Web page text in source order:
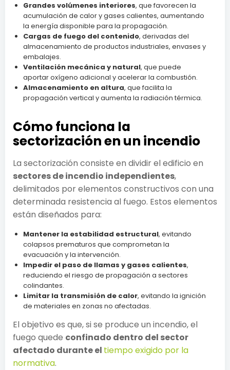
Grandes volúmenes interiores, que favorecen la
acumulación de calor y gases calientes, aumentando
la energía disponible para la propagación.
Cargas de fuego del contenido, derivadas del
almacenamiento de productos industriales, envases y
embalajes.
Ventilación mecánica y natural, que puede
aportar oxígeno adicional y acelerar la combustión.
Almacenamiento en altura, que facilita la
propagación vertical y aumenta la radiación térmica.
Cómo funciona la
sectorización en un incendio
La sectorización consiste en dividir el edificio en
sectores de incendio independientes,
delimitados por elementos constructivos con una
determinada resistencia al fuego. Estos elementos
están diseñados para:
Mantener la estabilidad estructural, evitando
colapsos prematuros que comprometan la
evacuación y la intervención.
Impedir el paso de llamas y gases calientes,
reduciendo el riesgo de propagación a sectores
colindantes.
Limitar la transmisión de calor, evitando la ignición
de materiales en zonas no afectadas.
El objetivo es que, si se produce un incendio, el
fuego quede confinado dentro del sector
afectado durante el tiempo exigido por la
normativa.